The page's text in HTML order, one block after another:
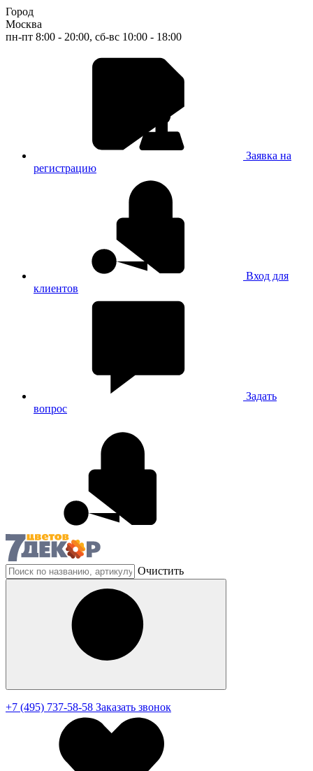
Город
Москва
пн-пт 8:00 - 20:00, сб-вс 10:00 - 18:00
Заявка на
регистрацию
Вход для
клиентов
Задать
вопрос
Очистить
+7 (495) 737-58-58 Заказать звонок